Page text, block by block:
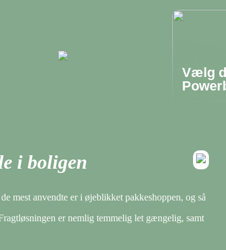
Vælg
i boligen
mest anvendte er i øjeblikket pakkeshoppen, og så
er nemlig temmelig let gængelig, samt